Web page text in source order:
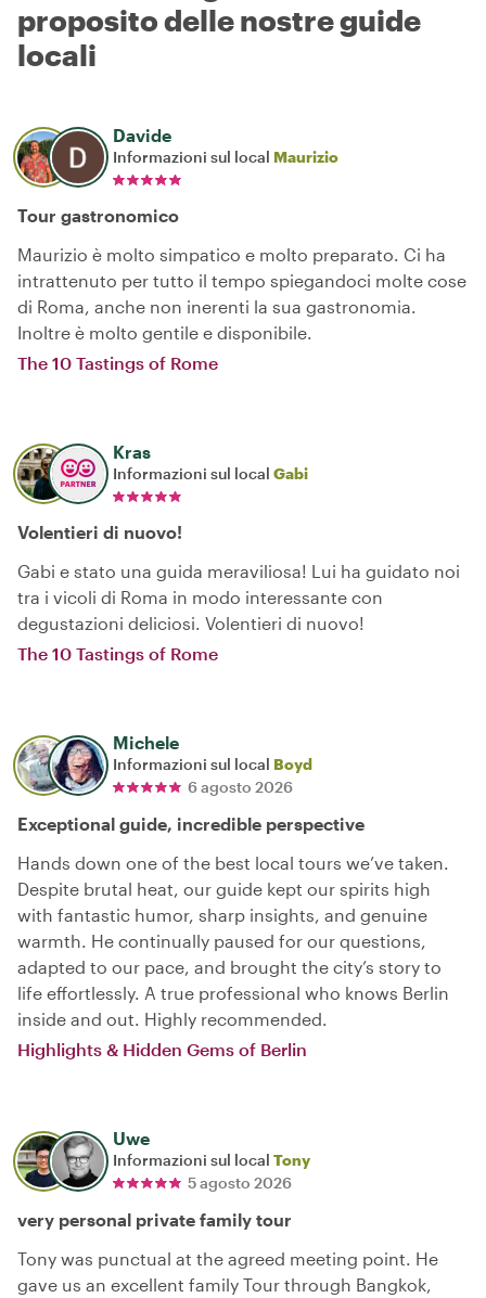
proposito delle nostre guide
locali
Davide
Informazioni sul local Maurizio
Tour gastronomico
Maurizio è molto simpatico e molto preparato. Ci ha
intrattenuto per tutto il tempo spiegandoci molte cose
di Roma, anche non inerenti la sua gastronomia.
Inoltre è molto gentile e disponibile.
The 10 Tastings of Rome
Kras
Informazioni sul local Gabi
Volentieri di nuovo!
Gabi e stato una guida meraviliosa! Lui ha guidato noi
tra i vicoli di Roma in modo interessante con
degustazioni deliciosi. Volentieri di nuovo!
The 10 Tastings of Rome
Michele
Informazioni sul local Boyd
6 agosto 2026
Exceptional guide, incredible perspective
Hands down one of the best local tours we’ve taken.
Despite brutal heat, our guide kept our spirits high
with fantastic humor, sharp insights, and genuine
warmth. He continually paused for our questions,
adapted to our pace, and brought the city’s story to
life effortlessly. A true professional who knows Berlin
inside and out. Highly recommended.
Highlights & Hidden Gems of Berlin
Uwe
Informazioni sul local Tony
5 agosto 2026
very personal private family tour
Tony was punctual at the agreed meeting point. He
gave us an excellent family Tour through Bangkok,